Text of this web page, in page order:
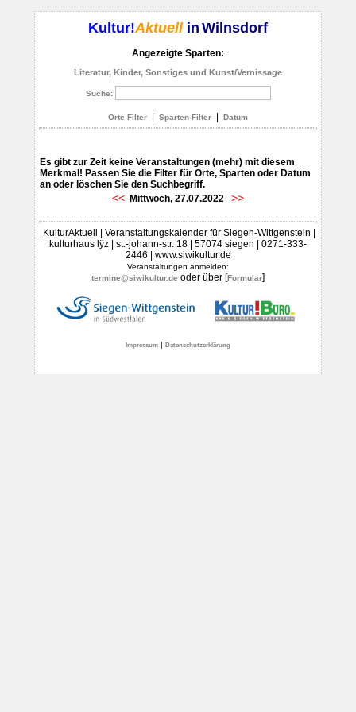
Kultur!Aktuellin Wilnsdorf
Angezeigte Sparten:
Literatur, Kinder, Sonstiges und Kunst/Vernissage
Suche:
Orte-Filter Sparten-Filter Datum
Es gibt zur Zeit keine Veranstaltungen (mehr) mit diesem
Merkmal! Passen Sie die Filter für Orte, Sparten oder Datum
an oder löschen Sie den Suchbegriff.
<< Mittwoch, 27.07.2022 >>
KulturAktuell | Veranstaltungskalender für Siegen-Wittgenstein |
kulturhaus lÿz | st.-johann-str. 18 | 57074 siegen | 0271-333-
2446 | www.siwikultur.de
Veranstaltungen anmelden:
termine@siwikultur.de oder über [Formular]
Impressum | Datenschutzerklärung